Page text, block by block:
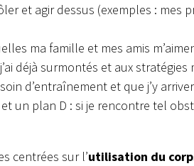
et agir dessus (exemples : mes
ma famille et mes amis
déjà surmontés et aux stratégies
d’entraînement et que j’y
un plan D : si je rencontre tel
centrées sur l’utilisation du